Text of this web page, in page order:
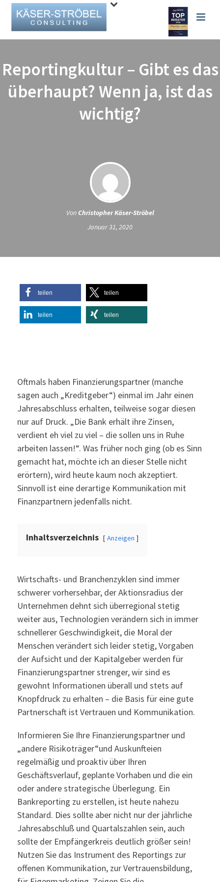
Reportingkultur – Gibt es das
überhaupt? Wenn ja, ist das
wichtig?
Von Christopher Käser-Ströbel
Januar 31, 2020
teilen teilen
teilen teilen
Oftmals haben Finanzierungspartner (manche
sagen auch „Kreditgeber“) einmal im Jahr einen
Jahresabschluss erhalten, teilweise sogar diesen
nur auf Druck. „Die Bank erhält ihre Zinsen,
verdient eh viel zu viel – die sollen uns in Ruhe
arbeiten lassen!“. Was früher noch ging (ob es Sinn
gemacht hat, möchte ich an dieser Stelle nicht
erörtern), wird heute kaum noch akzeptiert.
Sinnvoll ist eine derartige Kommunikation mit
Finanzpartnern jedenfalls nicht.
Inhaltsverzeichnis Anzeigen
Wirtschafts- und Branchenzyklen sind immer
schwerer vorhersehbar, der Aktionsradius der
Unternehmen dehnt sich überregional stetig
weiter aus, Technologien verändern sich in immer
schnellerer Geschwindigkeit, die Moral der
Menschen verändert sich leider stetig, Vorgaben
der Aufsicht und der Kapitalgeber werden für
Finanzierungspartner strenger, wir sind es
gewohnt Informationen überall und stets auf
Knopfdruck zu erhalten – die Basis für eine gute
Partnerschaft ist Vertrauen und Kommunikation.
Informieren Sie Ihre Finanzierungspartner und
„andere Risikoträger“und Auskunfteien
regelmäßig und proaktiv über Ihren
Geschäftsverlauf, geplante Vorhaben und die ein
oder andere strategische Überlegung. Ein
Bankreporting zu erstellen, ist heute nahezu
Standard. Dies sollte aber nicht nur der jährliche
Jahresabschluß und Quartalszahlen sein, auch
sollte der Empfängerkreis deutlich größer sein!
Nutzen Sie das Instrument des Reportings zur
offenen Kommunikation, zur Vertrauensbildung,